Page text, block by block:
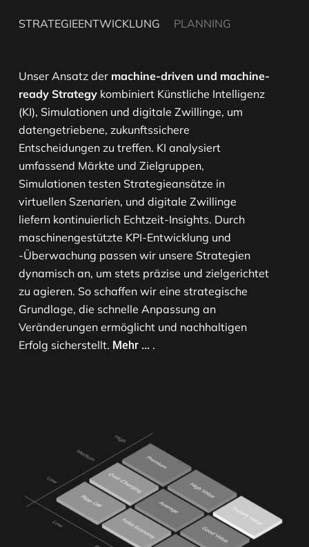
STRATEGIEENTWICKLUNG PLANNING
Unser Ansatz der machine-driven und machine-
ready Strategy kombiniert Künstliche Intelligenz
(KI), Simulationen und digitale Zwillinge, um
datengetriebene, zukunftssichere
Entscheidungen zu treffen. KI analysiert
umfassend Märkte und Zielgruppen,
Simulationen testen Strategieansätze in
virtuellen Szenarien, und digitale Zwillinge
liefern kontinuierlich Echtzeit-Insights. Durch
maschinengestützte KPI-Entwicklung und
-Überwachung passen wir unsere Strategien
dynamisch an, um stets präzise und zielgerichtet
zu agieren. So schaffen wir eine strategische
Grundlage, die schnelle Anpassung an
Veränderungen ermöglicht und nachhaltigen
Erfolg sicherstellt. Mehr ... .